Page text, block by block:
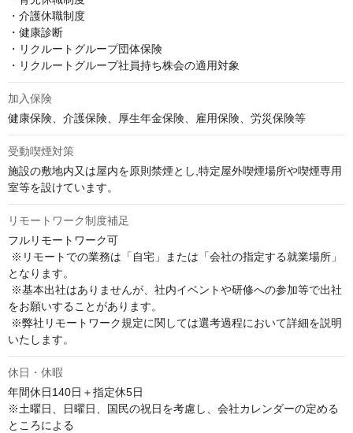
・介護休職制度
・健康診断
・リクルートグループ団体保険
・リクルートグループ社員持ち株会の適用対象
加入保険
健康保険、介護保険、厚生年金保険、雇用保険、労災保険等
受動喫煙対策
施設の敷地内又は屋内を原則禁煙とし,特定屋外喫煙場所や喫煙専用
室等を設けています。
リモートワーク制度補足
フルリモートワーク可
となります。
をお願いすることがあります。
いたします。
休日・休暇
年間休日140日＋指定休5日
※土曜日、日曜日、国民の祝日を考慮し、会社カレンダーの定める
ところによる